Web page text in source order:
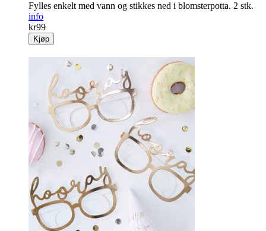
Fylles enkelt med vann og stikkes ned i blomsterpotta. 2 stk.
info
kr99
Kjøp